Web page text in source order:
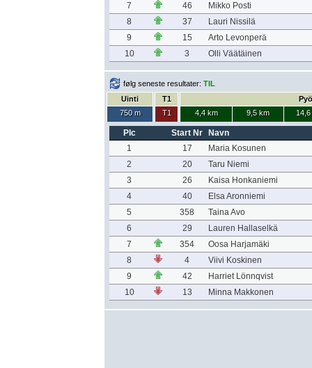
7
46
Mikko Posti
8
37
Lauri Nissilä
9
15
Arto Levonperä
10
3 Olli Väätäinen
følg seneste resultater: TIL
Uinti
750 m
T1
T1
4,4 km
9,5 km
Plc Start Nr
Navn
1
17
Maria Kosunen
2
20
Taru Niemi
3
26
Kaisa Honkaniemi
4
40
Elsa Aronniemi
5
358
Taina Avo
6
29
Lauren Hallaselkä
7
354
Oosa Harjamäki
8
4
Viivi Koskinen
9
42
Harriet Lönnqvist
10
13 Minna Makkonen